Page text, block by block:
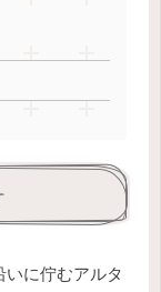
に佇むアルタ